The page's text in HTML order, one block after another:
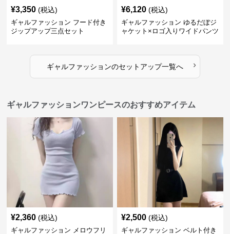
¥3,350 (税込)
ギャルファッション フード付き
ジップアップ三点セット
¥6,120 (税込)
ギャルファッション ゆるだぼジ
ャケット×ロゴ入りワイドパンツ
ギャルファッションのセットアップ一覧へ ›
ギャルファッションワンピースのおすすめアイテム
¥2,360 (税込)
ギャルファッション メロウフリ
¥2,500 (税込)
ギャルファッション ベルト付き